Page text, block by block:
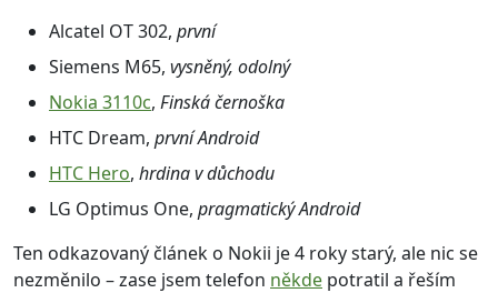
Alcatel OT 302, první
Siemens M65, vysněný, odolný
Nokia 3110c, Finská černoška
HTC Dream, první Android
HTC Hero, hrdina v důchodu
LG Optimus One, pragmatický Android
Ten odkazovaný článek o Nokii je 4 roky starý, ale nic se
nezměnilo – zase jsem telefon někde potratil a řeším